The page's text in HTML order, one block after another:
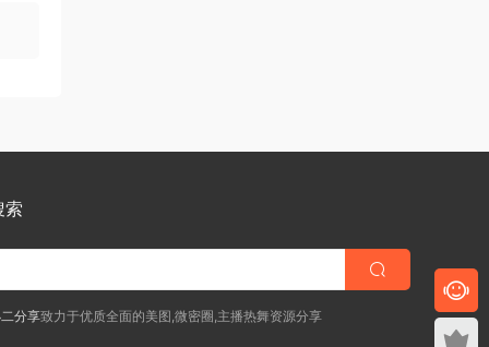
索
分享致力于优质全面的美图,微密圈,主播热舞资源分享